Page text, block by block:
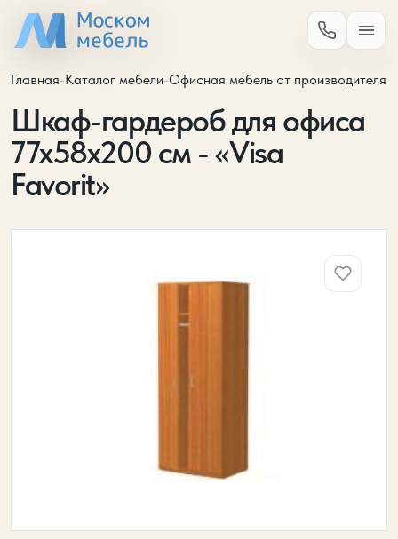
Главная-Каталог мебели-Офисная мебель от производителя
Шкаф-гардероб для офиса
77х58х200 см - «Visa
Favorit»